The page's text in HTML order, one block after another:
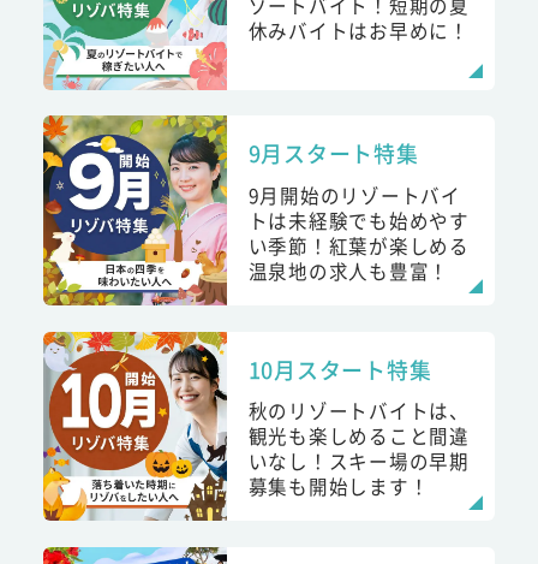
休みバイトはお早めに！
9月スタート特集
9月開始のリゾートバイ
トは未経験でも始めやす
い季節！紅葉が楽しめる
温泉地の求人も豊富！
10月スタート特集
秋のリゾートバイトは、
観光も楽しめること間違
いなし！スキー場の早期
募集も開始します！